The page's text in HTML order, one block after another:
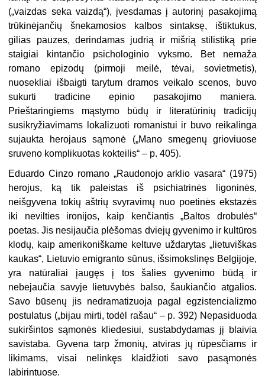
(„vaizdas seka vaizdą“), įvesdamas į autorinį pasakojimą
trūkinėjančių šnekamosios kalbos sintaksę, ištiktukus,
gilias pauzes, derindamas judrią ir mišrią stilistiką prie
staigiai kintančio psichologinio vyksmo. Bet nemaža
romano epizodų (pirmoji meilė, tėvai, sovietmetis),
nuosekliai išbaigti tarytum dramos veikalo scenos, buvo
sukurti tradicine epinio pasakojimo maniera.
Prieštaringiems mąstymo būdų ir literatūrinių tradicijų
susikryžiavimams lokalizuoti romanistui ir buvo reikalinga
sujaukta herojaus sąmonė („Mano smegenų grioviuose
sruveno komplikuotas kokteilis“ – p. 405).
Eduardo Cinzo romano „Raudonojo arklio vasara“ (1975)
herojus, ką tik paleistas iš psichiatrinės ligoninės,
neišgyvena tokių aštrių svyravimų nuo poetinės ekstazės
iki nevilties ironijos, kaip kenčiantis „Baltos drobulės“
poetas. Jis nesijaučia plėšomas dviejų gyvenimo ir kultūros
klodų, kaip amerikoniškame keltuve uždarytas „lietuviškas
kaukas“, Lietuvio emigranto sūnus, išsimokslinęs Belgijoje,
yra natūraliai įaugęs į tos šalies gyvenimo būdą ir
nebejaučia savyje lietuvybės balso, šaukiančio atgalios.
Savo būsenų jis nedramatizuoja pagal egzistencializmo
postulatus („bijau mirti, todėl rašau“ – p. 392) Nepasiduoda
sukiršintos sąmonės kliedesiui, sustabdydamas jį blaivia
savistaba. Gyvena tarp žmonių, atviras jų rūpesčiams ir
likimams, visai nelinkęs klaidžioti savo pasąmonės
labirintuose.